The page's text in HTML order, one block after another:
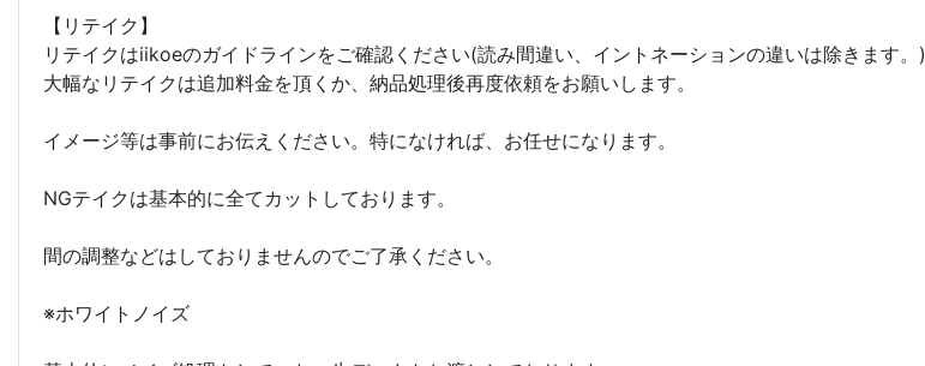
【リテイク】
リテイクはiikoeのガイドラインをご確認ください(読み間違い、イントネーションの違いは除きます。)
大幅なリテイクは追加料金を頂くか、納品処理後再度依頼をお願いします。
イメージ等は事前にお伝えください。特になければ、お任せになります。
NGテイクは基本的に全てカットしております。
間の調整などはしておりませんのでご了承ください。
※ホワイトノイズ